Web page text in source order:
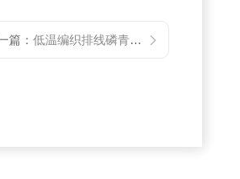
篇：低温编织排线磷青铜康铜双绞超高真空